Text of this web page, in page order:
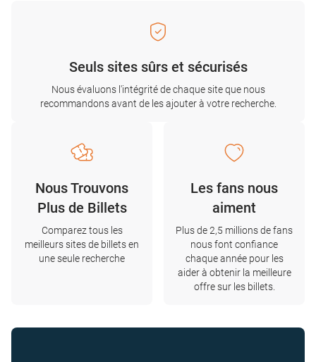
Seuls sites sûrs et sécurisés
Nous évaluons l'intégrité de chaque site que nous
recommandons avant de les ajouter à votre recherche.
Nous Trouvons
Plus de Billets
Comparez tous les
meilleurs sites de billets en
une seule recherche
Les fans nous
aiment
Plus de 2,5 millions de fans
nous font confiance
chaque année pour les
aider à obtenir la meilleure
offre sur les billets.